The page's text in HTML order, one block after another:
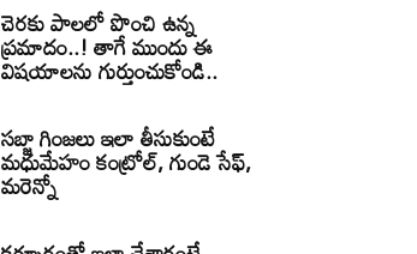
చెరకు పాలలో పొంచి ఉన్న
ప్రమాదం..! తాగే ముందు ఈ
విషయాలను గుర్తుంచుకోండి..
సబ్జా గింజలు ఇలా తీసుకుంటే
మధుమేహం కంట్రోల్, గుండె సేఫ్,
మరెన్నో